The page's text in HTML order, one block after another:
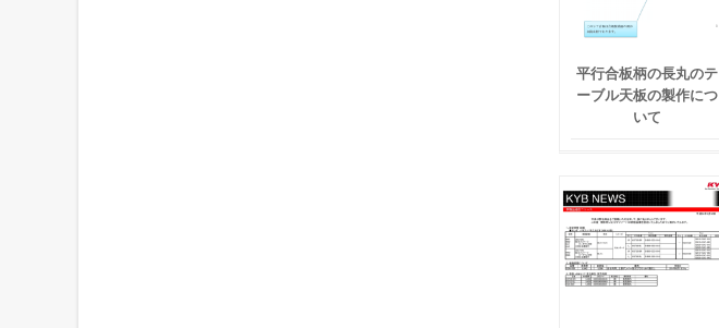
平行合板柄の長丸のテ
ーブル天板の製作につ
いて